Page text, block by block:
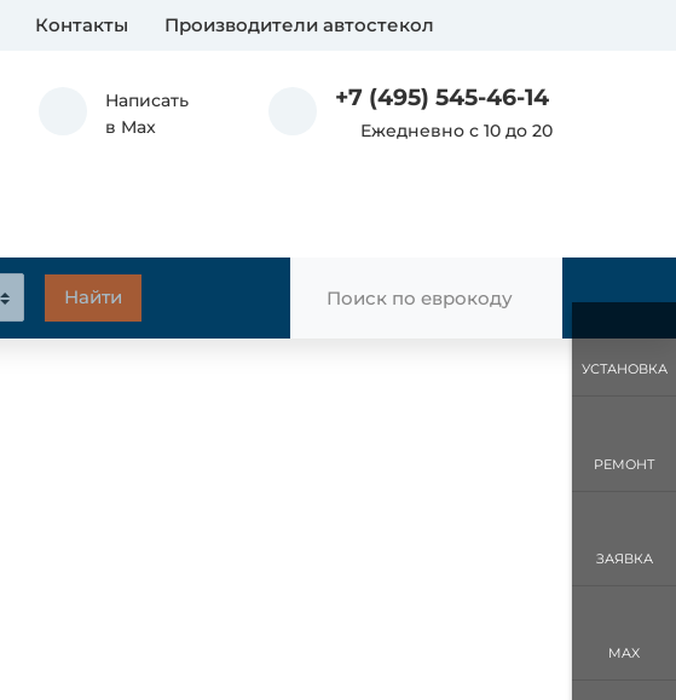
Контакты Производители автостекол
Написать
в Max
+7 (495) 545-46-14
Ежедневно с 10 до 20
УСТАНОВКА
РЕМОНТ
ЗАЯВКА
MAX